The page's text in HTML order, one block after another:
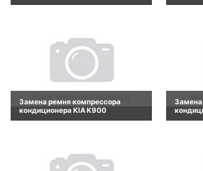
Замена ремня компрессора
кондиционера KIA K900
Замена